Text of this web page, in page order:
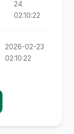
24
02:10:22
2026-02-23
02:10:22